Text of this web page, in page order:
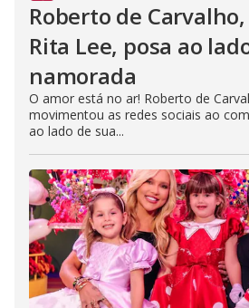
Roberto de
Rita Lee, posa ao
namorada
O amor está no ar! Roberto de
movimentou as redes sociais ao
ao lado de sua...